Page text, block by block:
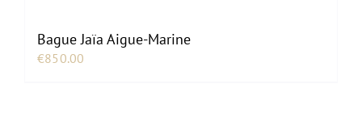
Bague Jaïa Aigue-Marine
€850.00